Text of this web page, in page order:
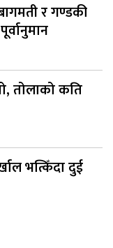
र गण्डकी
तोलाको कति
भत्किँदा दुई